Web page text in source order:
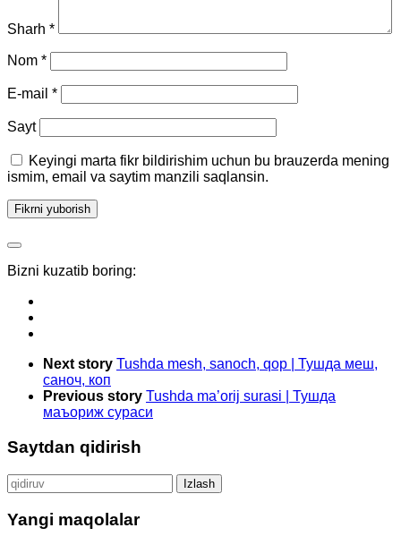
Sharh *
Nom *
E-mail *
Sayt
Keyingi marta fikr bildirishim uchun bu brauzerda mening
ismim, email va saytim manzili saqlansin.
Bizni kuzatib boring:
Next story Tushda mesh, sanoch, qop | Тушда меш,
саноч, коп
Previous story Tushda ma’orij surasi | Тушда
маъориж сураси
Saytdan qidirish
Qidirshish:
Yangi maqolalar